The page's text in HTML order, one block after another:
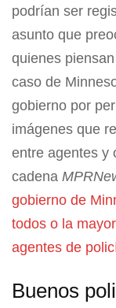
podrían ser
asunto que
quienes
caso de
gobierno por
imágenes que
entre agentes y
cadena
gobierno de
todos o la
agentes de
Buenos